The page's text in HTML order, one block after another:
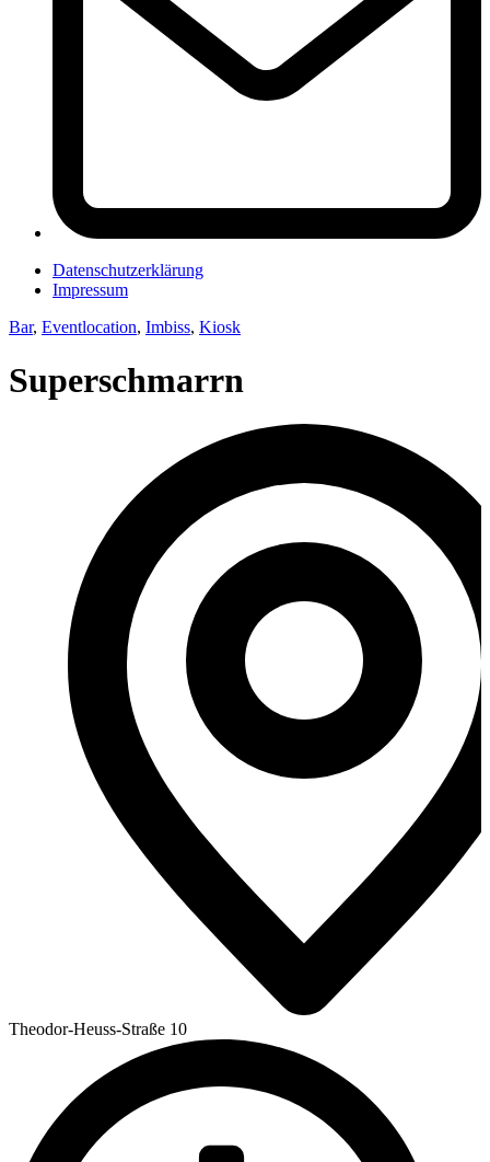
Datenschutzerklärung
Impressum
Bar, Eventlocation, Imbiss, Kiosk
Superschmarrn
Theodor-Heuss-Straße 10